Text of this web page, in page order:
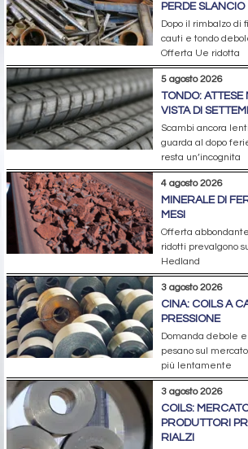
PERDE SLANCIO
Dopo il rimbalzo di
cauti e tondo
Offerta Ue ridotta
5 agosto 2026
TONDO: ATTESE
VISTA DI
Scambi ancora
guarda al dopo
resta un’incognita
4 agosto 2026
MINERALE DI
MESI
Offerta
ridotti prevalgono
Hedland
3 agosto 2026
CINA: COILS A
PRESSIONE
Domanda debole
pesano sul
più lentamente
3 agosto 2026
COILS:
PRODUTTORI
RIALZI